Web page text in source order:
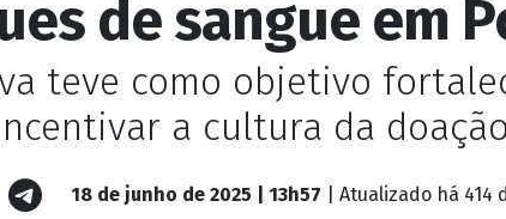
de sangue em
teve como objetivo
a cultura da
18 de junho de 2025 | 13h57 | Atualizado há 414